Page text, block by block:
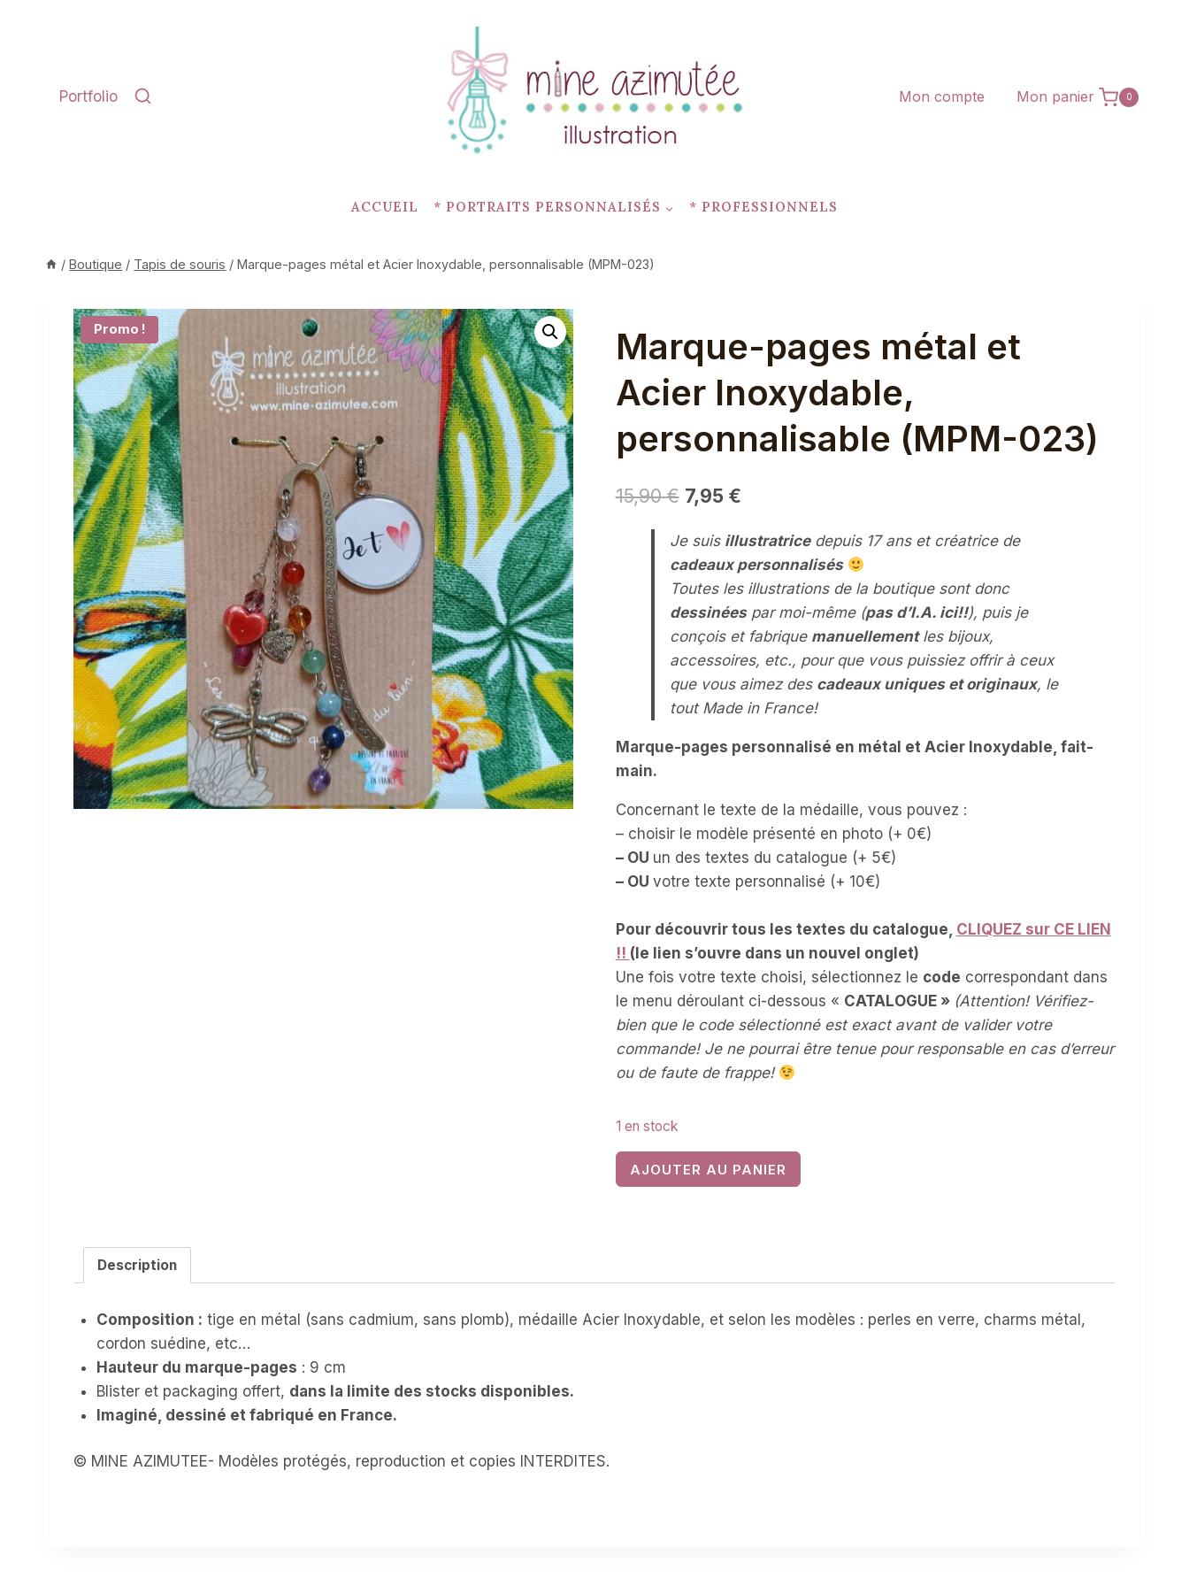
Portfolio Mon compte Mon panier 0
ACCUEIL * PORTRAITS PERSONNALISÉS * PROFESSIONNELS
/ Boutique / Tapis de souris / Marque-pages métal et Acier Inoxydable, personnalisable (MPM-023)
Promo !
Marque-pages métal et
Acier Inoxydable,
personnalisable (MPM-023)
15,90€ Le
initial
était :
15,90 €.
7,95 €Le
est :
7,95 €.
Je suis illustratricedepuis 17 ans et créatrice de
cadeaux personnalisés
Toutes les illustrations de la boutique sont donc
dessinéespar moi-même (pas d’I.A. ici!!), puis je
conçois et fabrique manuellementles bijoux,
accessoires, etc., pour que vous puissiez offrir à ceux
que vous aimez des cadeaux uniques et originaux, le
tout Made in France!
Marque-pages personnalisé en métal et Acier Inoxydable, fait-
main.
Concernant le texte de la médaille, vous pouvez :
– choisir le modèle présenté en photo (+ 0€)
– OU un des textes du catalogue (+ 5€)
– OU votre texte personnalisé (+ 10€)
Pour découvrir tous les textes du catalogue, CLIQUEZ sur CE LIEN
!! (le lien s’ouvre dans un nouvel onglet)
Une fois votre texte choisi, sélectionnez le code correspondant dans
le menu déroulant ci-dessous « CATALOGUE » (Attention! Vérifiez-
bien que le code sélectionné est exact avant de valider votre
commande! Je ne pourrai être tenue pour responsable en cas d’erreur
ou de faute de frappe!
1 en stock
quantité
de
et
Inoxydable,
AJOUTER AU PANIER
Description
Composition : tige en métal (sans cadmium, sans plomb), médaille Acier Inoxydable, et selon les modèles : perles en verre, charms métal,
cordon suédine, etc…
Hauteur du marque-pages : 9 cm
Blister et packaging offert, dans la limite des stocks disponibles.
Imaginé, dessiné et fabriqué en France.
© MINE AZIMUTEE- Modèles protégés, reproduction et copies INTERDITES.